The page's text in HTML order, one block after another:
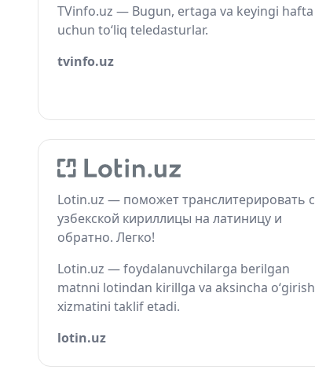
TVinfo.uz — Bugun, ertaga va keyingi hafta
uchun to‘liq teledasturlar.
tvinfo.uz
Lotin.uz — поможет транслитерировать с
узбекской кириллицы на латиницу и
обратно. Легко!
Lotin.uz — foydalanuvchilarga berilgan
matnni lotindan kirillga va aksincha o‘girish
xizmatini taklif etadi.
lotin.uz